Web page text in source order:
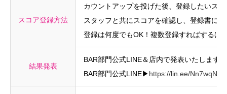
スコア登録方法
カウントアップを投げた後、登録したいス
スタッフと共にスコアを確認し、登録書に
登録は何度でもOK！複数登録すればするほ
結果発表
BAR部門公式LINE＆店内で発表いたします！
BAR部門公式LINE▶ https://lin.ee/Nn7wqNL